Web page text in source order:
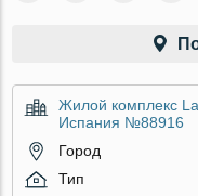
Жилой комплекс
Испания №88916
Город
Тип